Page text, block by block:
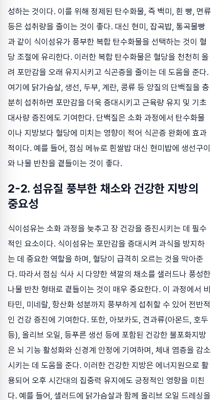
성하는 것이다. 이를 위해 정제된 탄수화물, 즉 백미, 흰 빵, 면류
등은 섭취량을 줄이는 것이 좋다. 대신 현미, 잡곡밥, 통곡물빵
과 같이 식이섬유가 풍부한 복합 탄수화물을 선택하는 것이 혈
당 조절에 유리한다. 이러한 복합 탄수화물은 혈당을 천천히 올
려 포만감을 오래 유지시키고 식곤증을 줄이는 데 도움을 준다.
여기에 닭가슴살, 생선, 두부, 계란, 콩류 등 양질의 단백질을 충
분히 섭취하면 포만감을 더욱 증대시키고 근육량 유지 및 기초
대사량 증진에도 기여한다. 단백질은 소화 과정에서 탄수화물
이나 지방보다 혈당에 미치는 영향이 적어 식곤증 완화에 효과
적이다. 예를 들어, 점심 메뉴로 흰쌀밥 대신 현미밥에 생선구이
와 나물 반찬을 곁들이는 것이 좋다.
2-2. 섬유질 풍부한 채소와 건강한 지방의
중요성
식이섬유는 소화 과정을 늦추고 장 건강을 증진시키는 데 필수
적인 요소이다. 식이섬유는 포만감을 증대시켜 과식을 방지하
는 데 중요한 역할을 하며, 혈당이 급격히 오르는 것을 막아준
다. 따라서 점심 식사 시 다양한 색깔의 채소를 샐러드나 풍성한
나물 반찬 형태로 곁들이는 것이 매우 중요한다. 이 과정에서 비
타민, 미네랄, 항산화 성분까지 풍부하게 섭취할 수 있어 전반적
인 건강 증진에 기여한다. 또한, 아보카도, 견과류(아몬드, 호두
등), 올리브 오일, 등푸른 생선 등에 포함된 건강한 불포화지방
은 뇌 기능 활성화와 신경계 안정에 기여하며, 체내 염증을 감소
시키는 데 도움을 준다. 이러한 건강한 지방은 에너지원으로 활
용되어 오후 시간대의 집중력 유지에도 긍정적인 영향을 미친
다. 예를 들어, 샐러드에 닭가슴살과 함께 올리브 오일 드레싱을